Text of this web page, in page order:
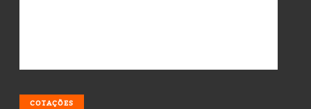
COTAÇÕES